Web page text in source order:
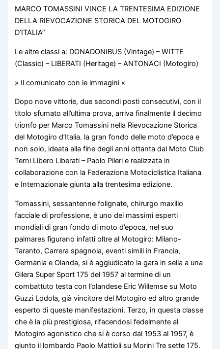
MARCO TOMASSINI VINCE LA TRENTESIMA EDIZIONE
DELLA RIEVOCAZIONE STORICA DEL MOTOGIRO
D’ITALIA”
Le altre classi a: DONADONIBUS (Vintage) – WITTE
(Classic) – LIBERATI (Heritage) – ANTONACI (Motogiro)
» Il comunicato con le immagini «
Dopo nove vittorie, due secondi posti consecutivi, con il
titolo sfumato all’ultima prova, arriva finalmente il decimo
trionfo per Marco Tomassini nella Rievocazione Storica
del Motogiro d’Italia. la gran fondo delle moto d’epoca e
non solo, ideata alla fine degli anni ottanta dal Moto Club
Terni Libero Liberati – Paolo Pileri e realizzata in
collaborazione con la Federazione Motociclistica Italiana
e Internazionale giunta alla trentesima edizione.
Tomassini, sessantenne folignate, chirurgo maxillo
facciale di professione, è uno dei massimi esperti
mondiali di gran fondo di moto d’epoca, nel suo
palmares figurano infatti oltre al Motogiro: Milano-
Taranto, Carrera spagnola, eventi simili in Francia,
Germania e Olanda, si è aggiudicato la gara in sella a una
Gilera Super Sport 175 del 1957 al termine di un
combattuto testa con l’olandese Eric Willemse su Moto
Guzzi Lodola, già vincitore del Motogiro ed altro grande
esperto di queste manifestazioni. Terzo, in questa classe
che è la più prestigiosa, rifacendosi fedelmente al
Motogiro agonistico che si è corso dal 1953 al 1957, è
giunto il lombardo Paolo Mattioli su Morini Tre sette 175.